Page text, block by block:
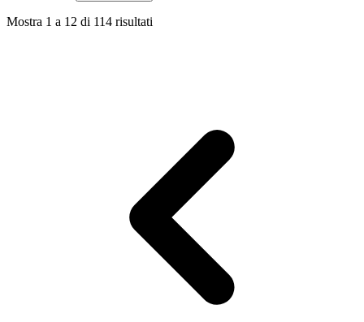
Mostra 1 a 12 di 114 risultati